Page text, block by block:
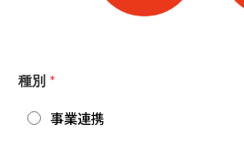
種別 *
事業連携